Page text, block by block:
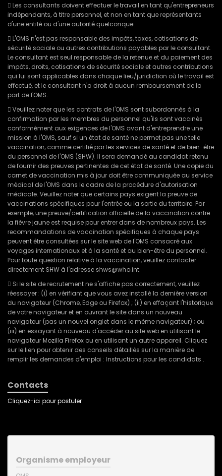
 Les consultants doivent effectuer le travail en tant qu'entrepreneurs
indépendants, à titre personnel, et non en tant que représentants
d'une entité ou d'une autorité quelconque.
 L'OMS n'est pas responsable des impôts, taxes, cotisations de
sécurité sociale ou autres contributions payables par le consultant.
Le consultant est seul responsable de la retenue et du paiement des
impôts, droits, cotisations de sécurité sociale et autres contributions
qui lui sont applicables dans chaque lieu/juridiction où le travail est
effectué, et le consultant n'a droit à aucun remboursement de la
part de l'OMS.
 Veuillez noter que les contrats de l'OMS sont subordonnés à la
confirmation par les membres du personnel qu'ils sont vaccinés
conformément aux exigences de l'OMS avant d'entreprendre une
mission à l'OMS, sauf si un état de santé ne permet pas une telle
vaccination, comme certifié par les services de santé et de bien-être
du personnel de l'OMS (SHW). Il sera demandé au candidat retenu
de fournir des preuves pertinentes de cet état de santé. Une copie du
carnet de vaccination mis à jour doit être communiquée au service
médical de l'OMS dans le cadre de la procédure d'autorisation
médicale. Veuillez noter que certains pays exigent la preuve de
vaccinations spécifiques pour l'entrée ou la sortie du territoire. Par
exemple, une preuve/certification officielle de la vaccination contre
la fièvre jaune est requise pour entrer dans de nombreux pays. Les
recommandations de vaccination spécifiques à chaque pays
peuvent être consultées sur le site web de l'OMS consacré aux
voyages internationaux et à la santé et au bien-être du personnel.
Pour toute question relative à la vaccination, veuillez contacter
directement SHW à l'adresse shws@who.int.
 Si le site de recrutement ne s'affiche pas correctement, veuillez
réessayer : (i) en vérifiant que vous avez installé la dernière version
du navigateur (Chrome, Edge ou Firefox) ; (ii) en effaçant l'historique
de votre navigateur et en ouvrant le site dans un nouveau
navigateur (pas un nouvel onglet dans le même navigateur) ; ou
(iii) en essayant à nouveau d'accéder au site web en utilisant le
navigateur Mozilla Firefox ou en utilisant un autre appareil. Cliquez
sur le lien pour obtenir des conseils détaillés sur la manière de
remplir les demandes d'emploi : Instructions pour les candidats .
Contacts
Cliquez-ici pour postuler
Organisme employeur